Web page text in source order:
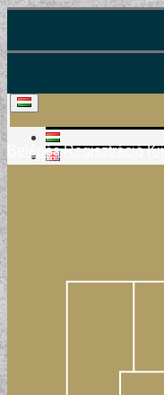
Belépés Regisztráció